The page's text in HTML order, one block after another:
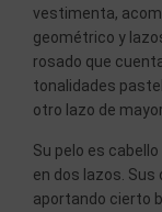
vestimenta,
geométrico y
rosado que
tonalidades
otro lazo de
Su pelo es
en dos lazos.
aportando cierto